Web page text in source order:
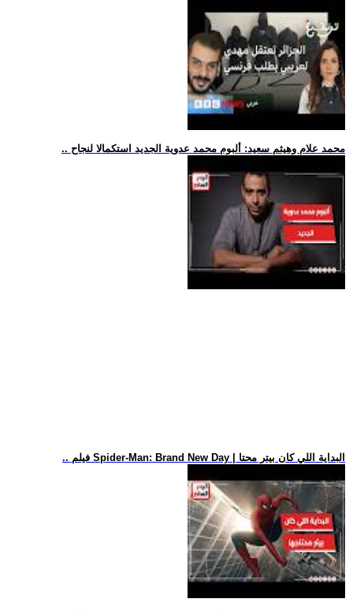
.. محمد علام وهيثم سعيد: ألبوم محمد عدوية الجديد استكمالا لنجاح
.. فيلم Spider-Man: Brand New Day | البداية اللي كان بيتر محتا